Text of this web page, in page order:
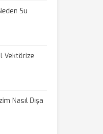
Su
Vektörize
Nasıl Dışa